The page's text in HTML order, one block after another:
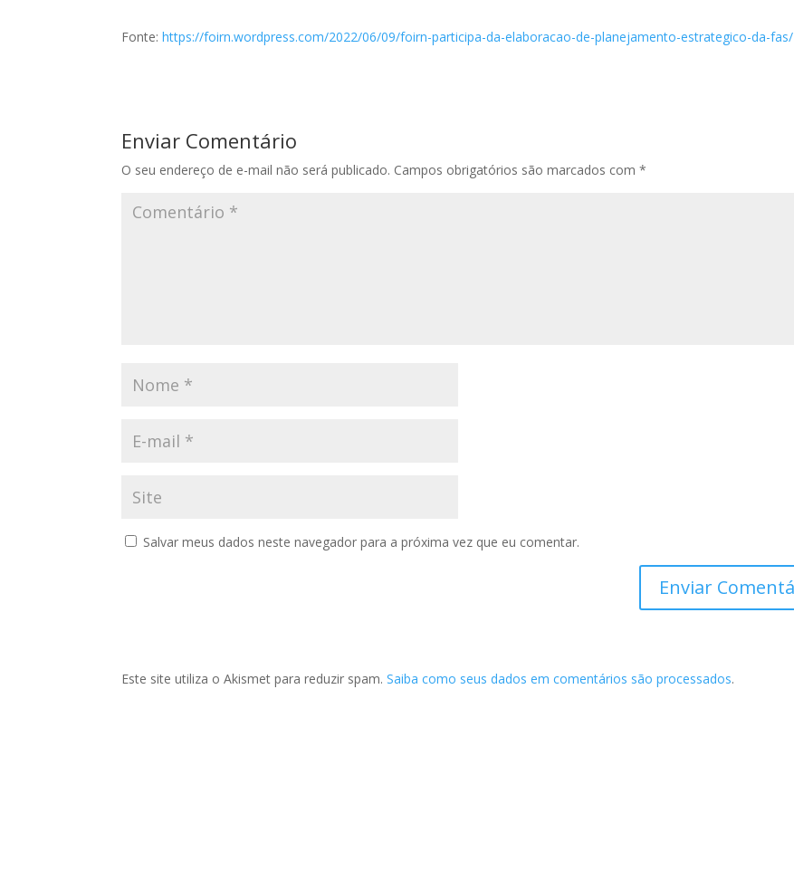
Fonte:https://foirn.wordpress.com/2022/06/09/foirn-participa-da-elaboracao-de-planejamento-estrategico-da-fas/
Enviar Comentário
O seu endereço de e-mail não será publicado. Campos obrigatórios são marcados com*
Salvar meus dados neste navegador para a próxima vez que eu comentar.
Este site utiliza o Akismet para reduzir spam.Saiba como seus dados em comentários são processados.